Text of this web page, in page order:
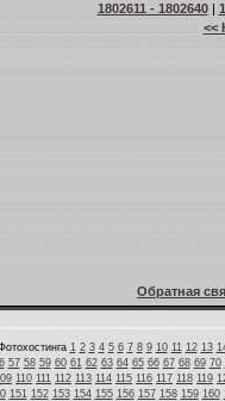
1802611 - 1802640|
<<
Обратная
1 2 3 4 5 6 7 8 9 10 11 12 13
57 58 59 60 61 62 63 64 65 66 67 68 69 70
110 111 112 113 114 115 116 117 118 119
151 152 153 154 155 156 157 158 159 160